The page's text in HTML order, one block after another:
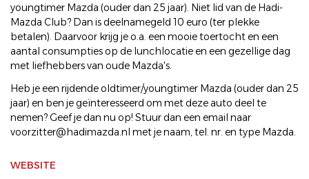
youngtimer Mazda (ouder dan 25 jaar). Niet lid van de Hadi-
Mazda Club? Dan is deelnamegeld 10 euro (ter plekke
betalen). Daarvoor krijg je o.a. een mooie toertocht en een
aantal consumpties op de lunchlocatie en een gezellige dag
met liefhebbers van oude Mazda's.
Heb je een rijdende oldtimer/youngtimer Mazda (ouder dan 25
jaar) en ben je geïnteresseerd om met deze auto deel te
nemen? Geef je dan nu op! Stuur dan een email naar
voorzitter@hadimazda.nl met je naam, tel. nr. en type Mazda.
WEBSITE